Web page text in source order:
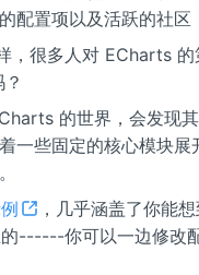
配置项以及活跃的社区
，很多人对 ECharts
的世界，会发现
一些固定的核心模块展
，几乎涵盖了你能
------你可以一边修改